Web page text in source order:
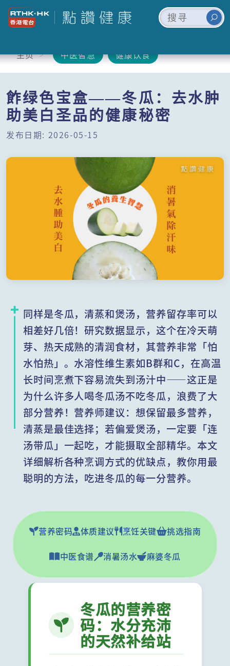
主页 中医智慧 健康饮食
飵绿色宝盒——冬瓜：去水肿
助美白圣品的健康秘密
发布日期: 2026-05-15
同样是冬瓜，清蒸和煲汤，营养留存率可以
相差好几倍！研究数据显示，这个在冷天萌
芽、热天成熟的清润食材，其营养非常「怕
水怕热」。水溶性维生素如B群和C，在高温
长时间烹煮下容易流失到汤汁中——这正是
为什么许多人喝冬瓜汤不吃冬瓜，浪费了大
部分营养！营养师建议：想保留最多营养，
清蒸是最佳选择；若偏爱煲汤，一定要「连
汤带瓜」一起吃，才能摄取全部精华。本文
详细解析各种烹调方式的优缺点，教你用最
聪明的方法，吃进冬瓜的每一分营养。
营养密码 体质建议 烹饪关键 挑选指南
中医食谱 消暑汤水 麻婆冬瓜
冬瓜的营养密
码：水分充沛
的天然补给站